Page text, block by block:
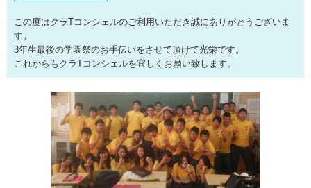
この度はクラTコンシェルのご利用いただき誠にありがとうございま
す。
3年生最後の学園祭のお手伝いをさせて頂けて光栄です。
これからもクラTコンシェルを宜しくお願い致します。